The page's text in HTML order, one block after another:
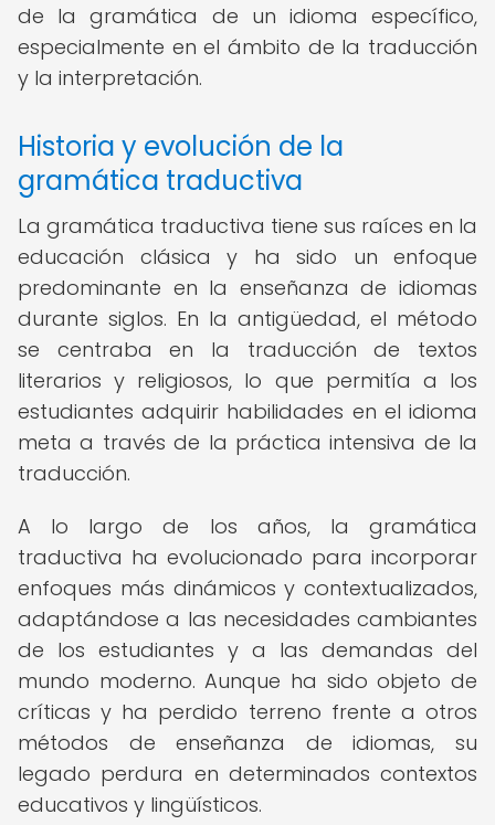
de la gramática de un idioma específico,
especialmente en el ámbito de la traducción
y la interpretación.
Historia y evolución de la
gramática traductiva
La gramática traductiva tiene sus raíces en la
educación clásica y ha sido un enfoque
predominante en la enseñanza de idiomas
durante siglos. En la antigüedad, el método
se centraba en la traducción de textos
literarios y religiosos, lo que permitía a los
estudiantes adquirir habilidades en el idioma
meta a través de la práctica intensiva de la
traducción.
A lo largo de los años, la gramática
traductiva ha evolucionado para incorporar
enfoques más dinámicos y contextualizados,
adaptándose a las necesidades cambiantes
de los estudiantes y a las demandas del
mundo moderno. Aunque ha sido objeto de
críticas y ha perdido terreno frente a otros
métodos de enseñanza de idiomas, su
legado perdura en determinados contextos
educativos y lingüísticos.